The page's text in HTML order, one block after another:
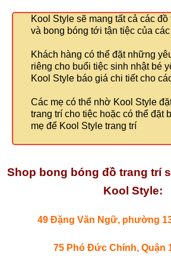
Kool Style sẽ mang tất cả các
và bong bóng tới tận tiệc của
Khách hàng có thể đặt những
riêng cho buổi tiệc sinh nhật bé
Kool Style báo giá chi tiết cho
Các mẹ có thể nhờ Kool Style
trang trí cho tiệc hoặc có thể đặt
mẹ để Kool Style trang trí
Shop bong bóng đồ trang trí
Kool Style:
49 Đặng Văn Ngữ, phường
75 Phó Đức Chính, Quận